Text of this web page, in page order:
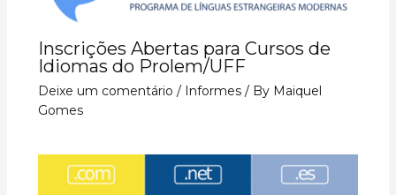
Inscrições Abertas para Cursos de
Idiomas do Prolem/UFF
Deixe um comentário / Informes/ By Maiquel
Gomes